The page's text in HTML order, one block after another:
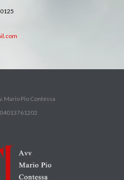
Mario Pio Contessa
04013761202